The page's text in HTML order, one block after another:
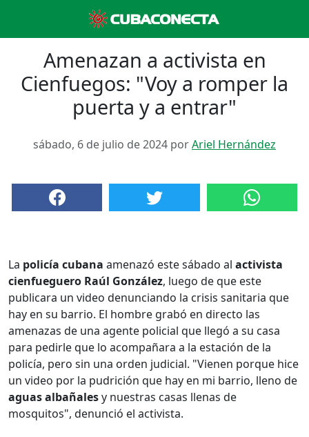
Amenazan a activista en
Cienfuegos: "Voy a romper la
puerta y a entrar"
sábado, 6 de julio de 2024 porAriel Hernández
La policía cubana amenazó este sábado al activista
cienfueguero Raúl González, luego de que este
publicara un video denunciando la crisis sanitaria que
hay en su barrio. El hombre grabó en directo las
amenazas de una agente policial que llegó a su casa
para pedirle que lo acompañara a la estación de la
policía, pero sin una orden judicial. "Vienen porque hice
un video por la pudrición que hay en mi barrio, lleno de
aguas albañalesy nuestras casas llenas de
mosquitos", denunció el activista.